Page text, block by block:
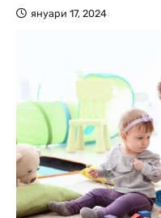
януари 17, 2024